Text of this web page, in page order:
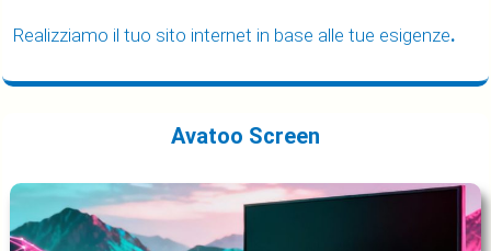
Realizziamo il tuo sito internet in base alle tue esigenze.
Avatoo Screen